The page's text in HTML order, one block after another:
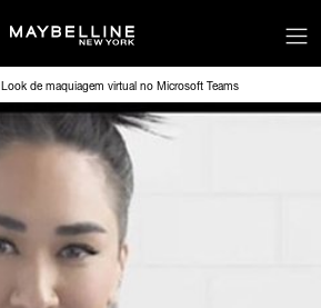
Look de maquiagem virtual no Microsoft Teams